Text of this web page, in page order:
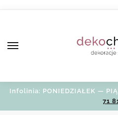
Infolinia: PONIEDZIAŁEK —
71